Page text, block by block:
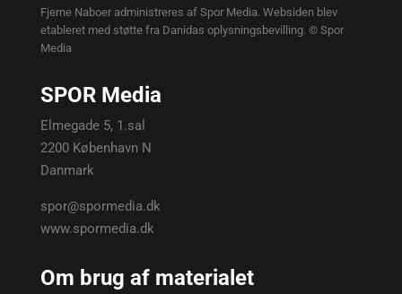
Fjerne Naboer administreres af Spor Media. Websiden blev
etableret med støtte fra Danidas oplysningsbevilling. © Spor
Media
SPOR Media
Elmegade 5, 1.sal
2200 København N
Danmark
spor@spormedia.dk
www.spormedia.dk
Om brug af materialet